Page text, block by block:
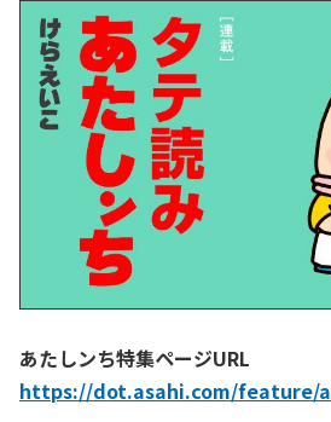
あたしンち特集ページURL
https://dot.asahi.com/feature/